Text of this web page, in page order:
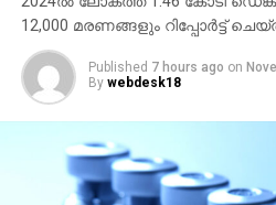
ബാനറില്‍ നിര്‍മിക്കുന്ന
നേരത്തെ നവംബര്‍ 27 ന്
ചിത്രം ഡിസംബര്‍
12,000 മരണങ്ങളും റിപ്പോര്‍ട്ട്
Published 7 hours ago on
By webdesk18